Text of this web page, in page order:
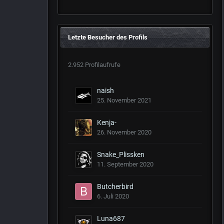
Letzte Besucher des Profils
2.952 Profilaufrufe
naish
25. November 2021
Kenja-
26. November 2020
Snake_Plissken
11. September 2020
Butcherbird
6. Juli 2020
Luna687